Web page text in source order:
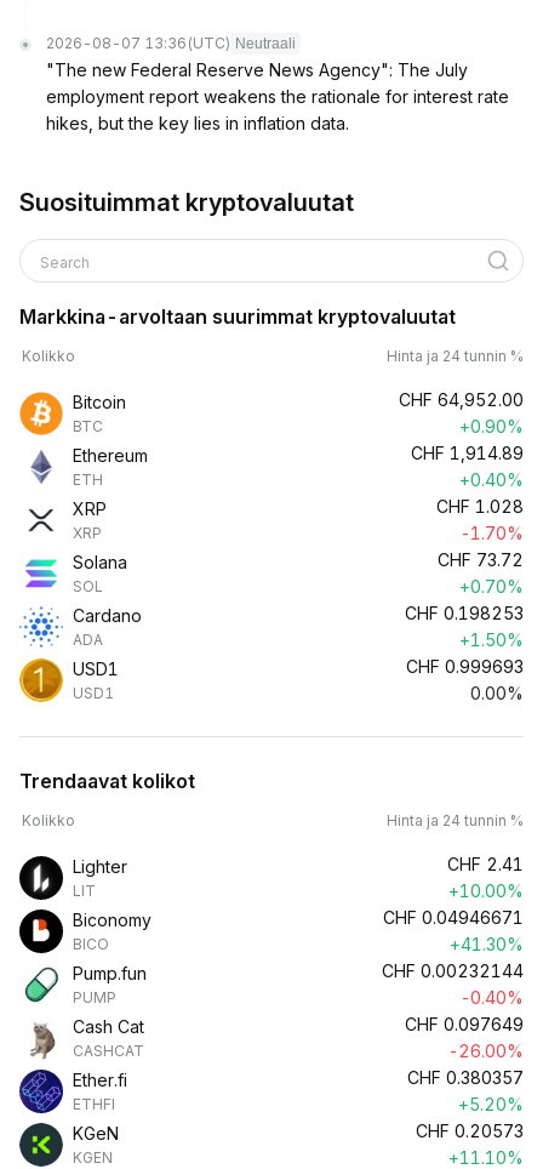
2026-08-07 13:36 (UTC) Neutraali
"The new Federal Reserve News Agency": The July
employment report weakens the rationale for interest rate
hikes, but the key lies in inflation data.
Suosituimmat kryptovaluutat
Search
Markkina-arvoltaan suurimmat kryptovaluutat
Kolikko Hinta ja 24 tunnin %
Bitcoin
BTC
CHF 64,952.00
+0.90%
Ethereum
ETH
CHF 1,914.89
+0.40%
XRP
XRP
CHF 1.028
-1.70%
Solana
SOL
CHF 73.72
+0.70%
Cardano
ADA
CHF 0.198253
+1.50%
USD1
USD1
CHF 0.999693
0.00%
Trendaavat kolikot
Kolikko Hinta ja 24 tunnin %
Lighter
LIT
CHF 2.41
+10.00%
Biconomy
BICO
CHF 0.04946671
+41.30%
Pump.fun
PUMP
CHF 0.00232144
-0.40%
Cash Cat
CASHCAT
CHF 0.097649
-26.00%
Ether.fi
ETHFI
CHF 0.380357
+5.20%
KGeN
KGEN
CHF 0.20573
+11.10%